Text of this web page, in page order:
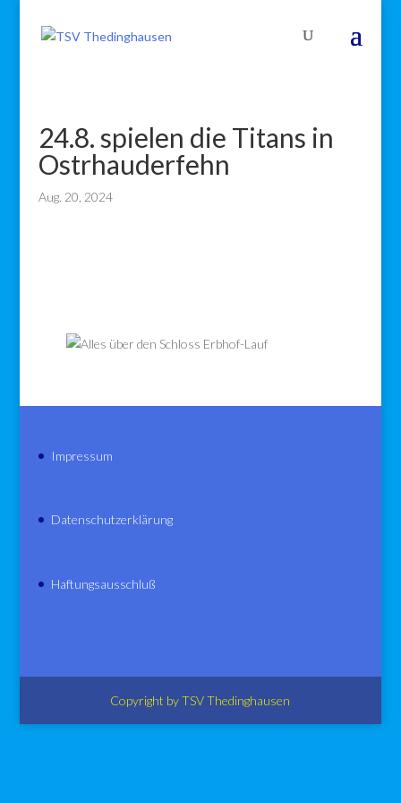
24.8. spielen die Titans in
Ostrhauderfehn
Aug. 20, 2024
Impressum
Datenschutzerklärung
Haftungsausschluß
Copyright by TSV Thedinghausen